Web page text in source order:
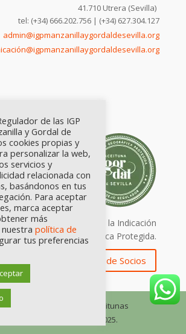
41.710 Utrera (Sevilla)
tel: (+34) 666.202.756 | (+34) 627.304.127
admin@igpmanzanillaygordaldesevilla.org
por Origen. Sellos de la Indicación
Geográfica Protegida.
Zona de Socios
Regulador de las IGP Aceitunas
y Gordal de Sevilla, 2025.
de las IGP
y Gordal de
cookies propias y
personalizar la web,
servicios y
relacionada con
basándonos en tus
Para aceptar
marca aceptar
más
política de
tus preferencias